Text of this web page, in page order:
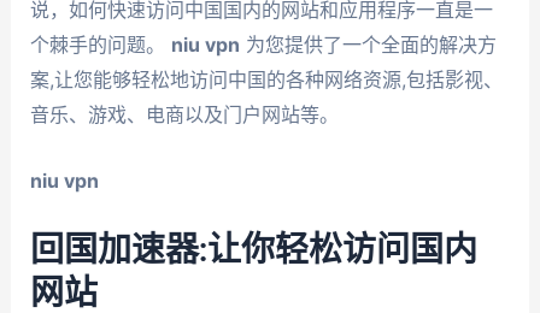
说，如何快速访问中国国内的网站和应用程序一直是一
个棘手的问题。 niu vpn 为您提供了一个全面的解决方
案,让您能够轻松地访问中国的各种网络资源,包括影视、
音乐、游戏、电商以及门户网站等。
niu vpn
回国加速器:让你轻松访问国内
网站